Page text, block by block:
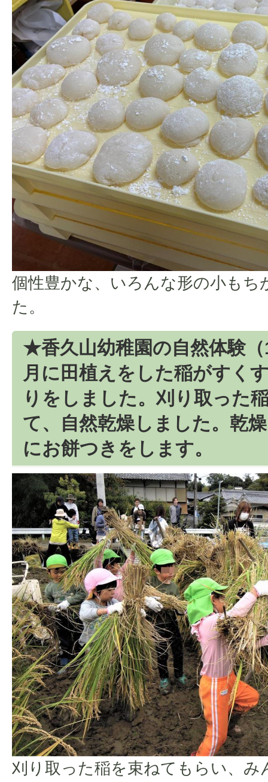
個性豊かな、いろんな形の小もち
た。
★香久山幼稚園の自然体験
月に田植えをした稲がすく
りをしました。刈り取った
て、自然乾燥しました。乾
にお餅つきをします。
刈り取った稲を束ねてもらい、